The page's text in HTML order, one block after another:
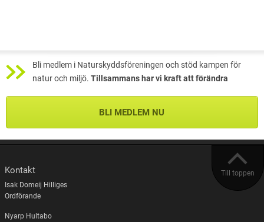
Bli medlem i Naturskyddsföreningen och stöd kampen för
natur och miljö. Tillsammans har vi kraft att förändra
BLI MEDLEM NU
Till toppen
Kontakt
Isak Domeij Hilliges
Ordförande
Nyarp Hultabo